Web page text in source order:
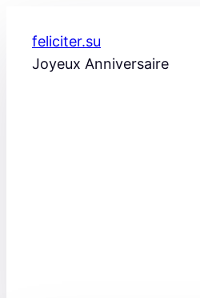
contenu
feliciter.su
Joyeux Anniversaire